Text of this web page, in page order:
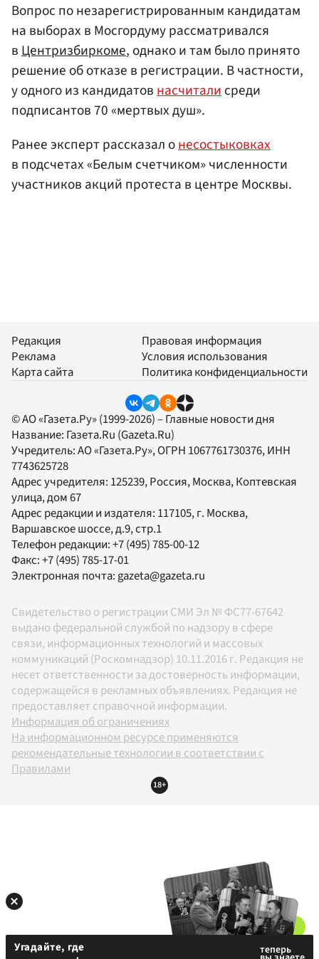
Вопрос по незарегистрированным кандидатам
на выборах в Мосгордуму рассматривался
вЦентризбиркоме, однако и там было принято
решение об отказе в регистрации. В частности,
у одного из кандидатовнасчиталисреди
подписантов 70 «мертвых душ».
Ранее эксперт рассказал онесостыковках
в подсчетах «Белым счетчиком» численности
участников акций протеста в центре Москвы.
Редакция
Реклама
Карта сайта
Правовая информация
Условия использования
Политика конфиденциальности
© АО «Газета.Ру» (1999-2026) – Главные новости дня
Название: Газета.Ru (Gazeta.Ru)
Учредитель:АО «Газета.Ру», ОГРН 1067761730376, ИНН
7743625728
Адрес учредителя: 125239, Россия, Москва, Коптевская
улица, дом 67
Адрес редакции и издателя: 117105, г. Москва,
Варшавское шоссе, д.9, стр.1
Телефон редакции:+7 (495) 785-00-12
Факс:+7 (495) 785-17-01
Электронная почта:gazeta@gazeta.ru
Свидетельство о регистрации СМИ Эл № ФС77-67642
выдано федеральной службой по надзору в сфере
связи, информационных технологий и массовых
коммуникаций (Роскомнадзор) 10.11.2016 г. Редакция не
несет ответственности за достоверность информации,
содержащейся в рекламных объявлениях. Редакция не
предоставляет справочной информации.
Информация об ограничениях
На информационном ресурсе применяются
рекомендательные технологии в соответствии с
Правилами
18+
Угадайте, где